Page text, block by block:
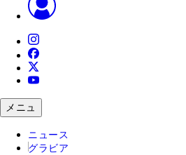
メニュ
ニュース
グラビア